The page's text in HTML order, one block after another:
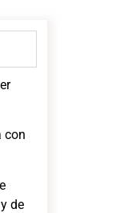
con
de